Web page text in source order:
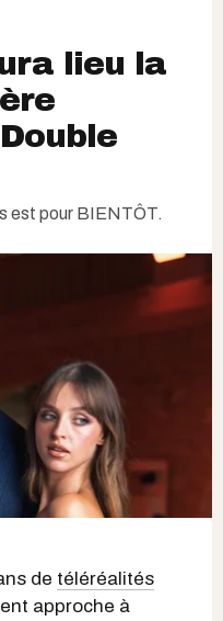
lieu la
est pour BIENTÔT.
de téléréalités
approche à